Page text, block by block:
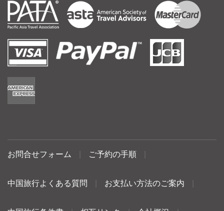
お問合せフォーム ご予約の手順
中国旅行よくある質問 お支払い方法のご案内